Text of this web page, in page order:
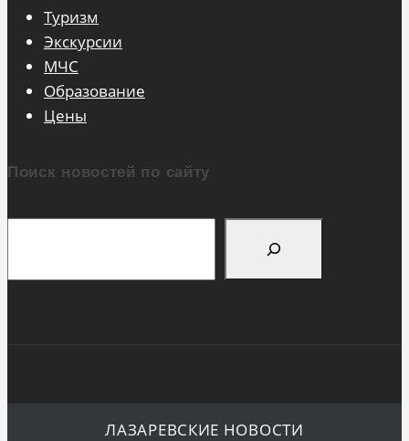
Туризм
Экскурсии
МЧС
Образование
Цены
Поиск новостей по сайту
ЛАЗАРЕВСКИЕ НОВОСТИ